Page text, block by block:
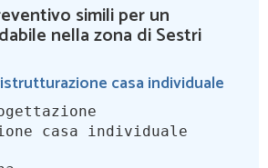
simili per un
nella zona di Sestri
casa individuale
casa individuale